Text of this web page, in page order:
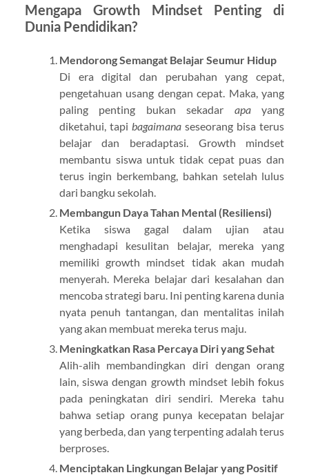
Mengapa Growth Mindset Penting di
Dunia Pendidikan?
Mendorong Semangat Belajar Seumur Hidup
Di era digital dan perubahan yang cepat,
pengetahuan usang dengan cepat. Maka, yang
paling penting bukan sekadar apayang
diketahui, tapi bagaimanaseseorang bisa terus
belajar dan beradaptasi. Growth mindset
membantu siswa untuk tidak cepat puas dan
terus ingin berkembang, bahkan setelah lulus
dari bangku sekolah.
Membangun Daya Tahan Mental (Resiliensi)
Ketika siswa gagal dalam ujian atau
menghadapi kesulitan belajar, mereka yang
memiliki growth mindset tidak akan mudah
menyerah. Mereka belajar dari kesalahan dan
mencoba strategi baru. Ini penting karena dunia
nyata penuh tantangan, dan mentalitas inilah
yang akan membuat mereka terus maju.
Meningkatkan Rasa Percaya Diri yang Sehat
Alih-alih membandingkan diri dengan orang
lain, siswa dengan growth mindset lebih fokus
pada peningkatan diri sendiri. Mereka tahu
bahwa setiap orang punya kecepatan belajar
yang berbeda, dan yang terpenting adalah terus
berproses.
Menciptakan Lingkungan Belajar yang Positif